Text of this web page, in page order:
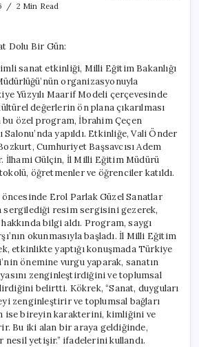
2 Min Read
Var?”
Etkinliği
Gerçekleşti
için
sanat etkinliği, Milli Eğitim Bakanlığı
organizasyonuyla
Yüzyılı Maarif Modeli çerçevesinde
değerlerin ön plana çıkarılması
bu özel program, İbrahim Çeçen
yapıldı. Etkinliğe, Vali Önder
Cumhuriyet Başsavcısı Adem
İlhami Gülçin, İl Milli Eğitim Müdürü
öğretmenler ve öğrenciler katıldı.
Erol Parlak Güzel Sanatlar
resim sergisini gezerek,
bilgi aldı. Program, saygı
okunmasıyla başladı. İl Milli Eğitim
etkinlikte yaptığı konuşmada Türkiye
önemine vurgu yaparak, sanatın
zenginleştirdiğini ve toplumsal
belirtti. Kökrek, “Sanat, duyguları
zenginleştirir ve toplumsal bağları
ise bireyin karakterini, kimliğini ve
Bu iki alan bir araya geldiğinde,
yetişir.” ifadelerini kullandı.